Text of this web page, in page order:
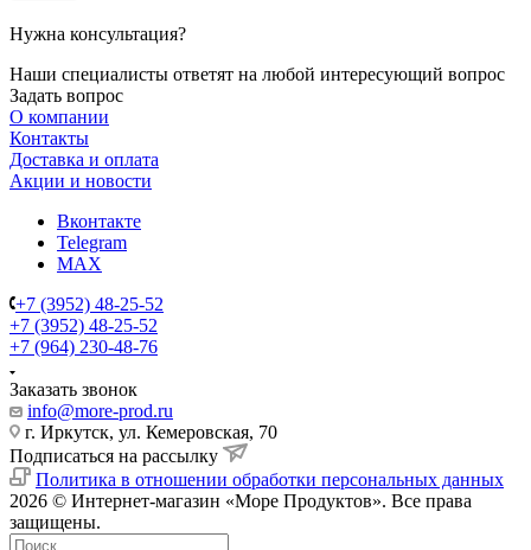
Нужна консультация?
Наши специалисты ответят на любой интересующий вопрос
Задать вопрос
О компании
Контакты
Доставка и оплата
Акции и новости
Вконтакте
Telegram
MAX
+7 (3952) 48-25-52
+7 (3952) 48-25-52
+7 (964) 230-48-76
Заказать звонок
info@more-prod.ru
г. Иркутск, ул. Кемеровская, 70
Подписаться на рассылку
Политика в отношении обработки персональных данных
2026 © Интернет-магазин «Море Продуктов». Все права
защищены.